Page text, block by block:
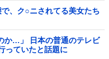
、ク○ニされてる美女たち
か…」 日本の普通のテレビ
っていたと話題に